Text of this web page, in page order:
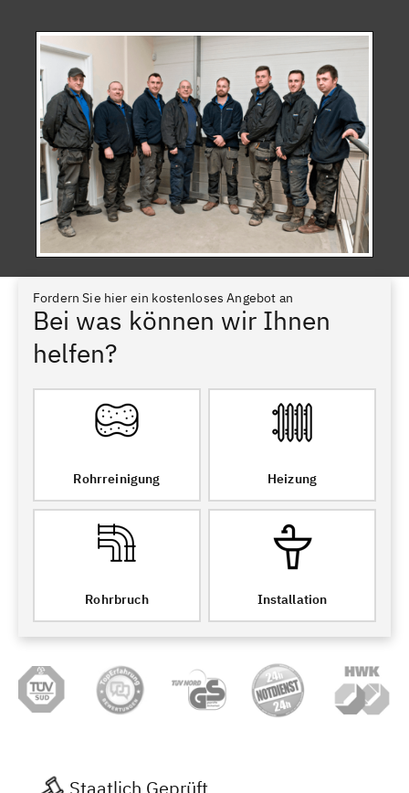
Fordern Sie hier ein kostenloses Angebot an
Bei was können wir Ihnen
helfen?
Rohrreinigung Heizung
Rohrbruch Installation
Staatlich Geprüft